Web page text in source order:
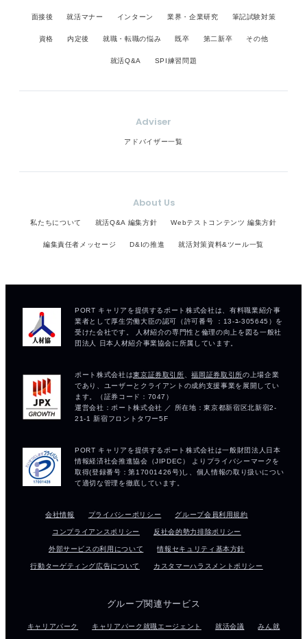
面接後 就活マナー インターン 業界・企業研究 筆記試験対策
資格 内定後 就職・転職の悩み 既卒 第二新卒 その他
就活Q&A SPI練習問題
Adviser
アドバイザー一覧
About Us
私たちについて 就活Q&A 編集方針 Webテストコンテンツ 編集方針
編集責任者メッセージ D&Iの推進 就活対策資料&ツール一覧
会社情報 プライバシーポリシー グループ会員利用規約
コンプライアンスポリシー 反社会的勢力排除ポリシー
外部サービスの利用について 情報セキュリティ基本方針
行動ターゲティング広告について カスタマーハラスメントポリシー